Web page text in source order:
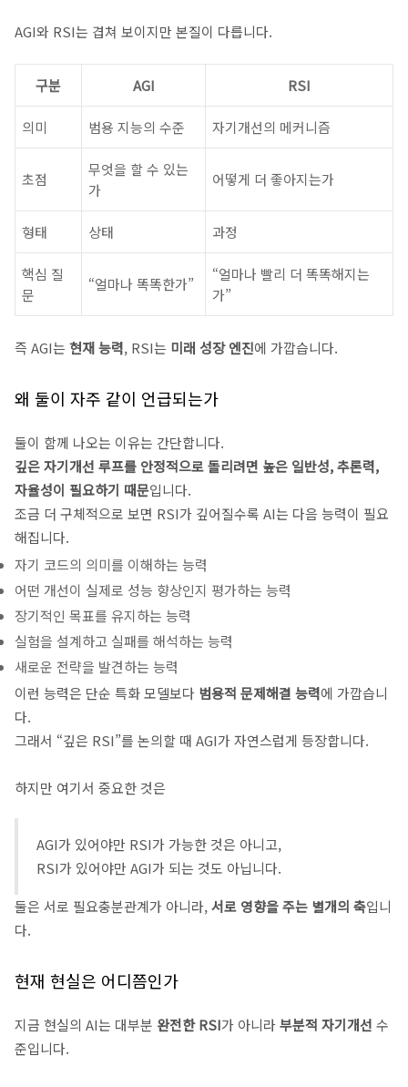
AGI와 RSI는 겹쳐 보이지만 본질이 다릅니다.
구분 AGI RSI
의미 범용 지능의 수준 자기개선의 메커니즘
초점
무엇을 할 수 있는
가
어떻게 더 좋아지는가
형태 상태 과정
핵심 질
문
“얼마나 똑똑한가”
“얼마나 빨리 더 똑똑해지는
가”
즉 AGI는 현재 능력, RSI는 미래 성장 엔진에 가깝습니다.
왜 둘이 자주 같이 언급되는가
둘이 함께 나오는 이유는 간단합니다.
깊은 자기개선 루프를 안정적으로 돌리려면 높은 일반성, 추론력,
자율성이 필요하기 때문입니다.
조금 더 구체적으로 보면 RSI가 깊어질수록 AI는 다음 능력이 필요
해집니다.
자기 코드의 의미를 이해하는 능력
어떤 개선이 실제로 성능 향상인지 평가하는 능력
장기적인 목표를 유지하는 능력
실험을 설계하고 실패를 해석하는 능력
새로운 전략을 발견하는 능력
이런 능력은 단순 특화 모델보다 범용적 문제해결 능력에 가깝습니
다.
그래서 “깊은 RSI”를 논의할 때 AGI가 자연스럽게 등장합니다.
하지만 여기서 중요한 것은
AGI가 있어야만 RSI가 가능한 것은 아니고,
RSI가 있어야만 AGI가 되는 것도 아닙니다.
둘은 서로 필요충분관계가 아니라,서로 영향을 주는 별개의 축입니
다.
현재 현실은 어디쯤인가
지금 현실의 AI는 대부분 완전한 RSI가 아니라부분적 자기개선 수
준입니다.